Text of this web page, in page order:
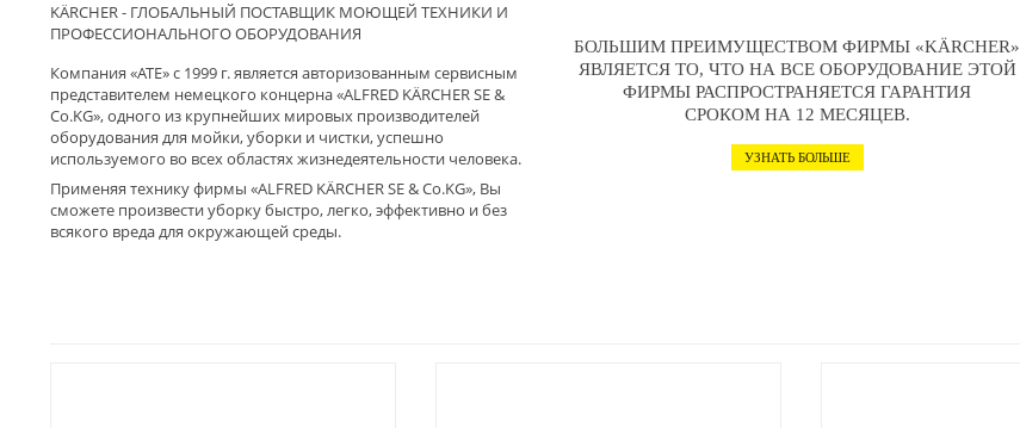
KӒRCHER - ГЛОБАЛЬНЫЙ ПОСТАВЩИК МОЮЩЕЙ ТЕХНИКИ И
ПРОФЕССИОНАЛЬНОГО ОБОРУДОВАНИЯ
Компания «ATE» с 1999 г. является авторизованным сервисным
представителем немецкого концерна «ALFRED KӒRCHER SE &
Co.KG», одного из крупнейших мировых производителей
оборудования для мойки, уборки и чистки, успешно
используемого во всех областях жизнедеятельности человека.
Применяя технику фирмы «ALFRED KӒRCHER SE & Co.KG», Вы
сможете произвести уборку быстро, легко, эффективно и без
всякого вреда для окружающей среды.
БОЛЬШИМ ПРЕИМУЩЕСТВОМ ФИРМЫ «KӒRCHER»
ЯВЛЯЕТСЯ ТО, ЧТО НА ВСЕ ОБОРУДОВАНИЕ ЭТОЙ
ФИРМЫ РАСПРОСТРАНЯЕТСЯ ГАРАНТИЯ
СРОКОМ НА 12 МЕСЯЦЕВ.
УЗНАТЬ БОЛЬШЕ